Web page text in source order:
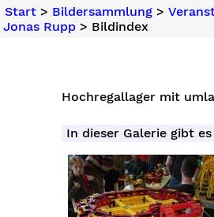
Start> Bildersammlung>
Jonas Rupp > Bildindex
Hochregallager mit
In dieser Galerie gibt